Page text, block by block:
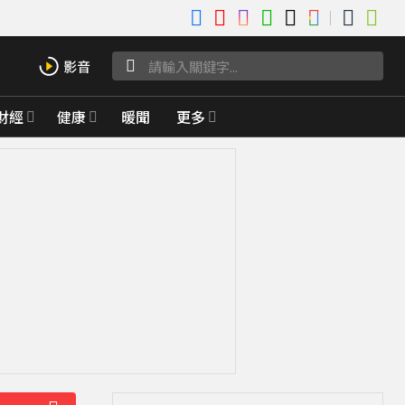
經 健康 暖聞 更多